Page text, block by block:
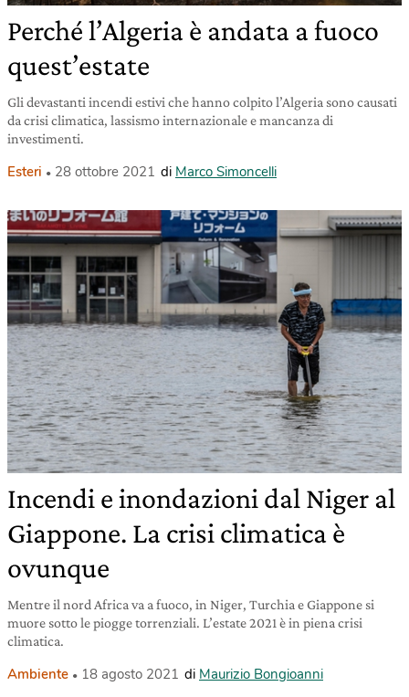
Perché l’Algeria è andata a fuoco
quest’estate
Gli devastanti incendi estivi che hanno colpito l’Algeria sono causati
da crisi climatica, lassismo internazionale e mancanza di
investimenti.
Esteri 28 ottobre 2021 di Marco Simoncelli
Incendi e inondazioni dal Niger al
Giappone. La crisi climatica è
ovunque
Mentre il nord Africa va a fuoco, in Niger, Turchia e Giappone si
muore sotto le piogge torrenziali. L’estate 2021 è in piena crisi
climatica.
Ambiente 18 agosto 2021 di Maurizio Bongioanni